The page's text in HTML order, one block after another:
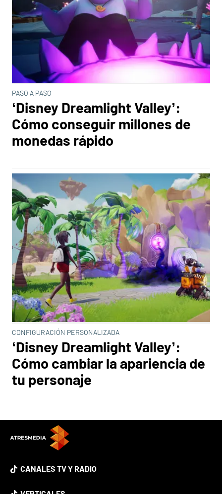
PASO A PASO
‘Disney Dreamlight Valley’:
Cómo conseguir millones de
monedas rápido
CONFIGURACIÓN PERSONALIZADA
‘Disney Dreamlight Valley’:
Cómo cambiar la apariencia de
tu personaje
CANALES TV Y RADIO